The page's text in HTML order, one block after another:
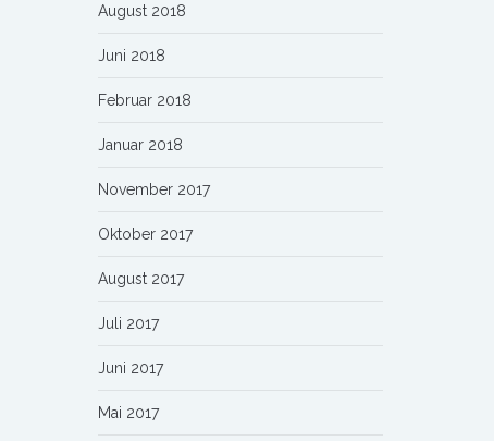
August 2018
Juni 2018
Februar 2018
Januar 2018
November 2017
Oktober 2017
August 2017
Juli 2017
Juni 2017
Mai 2017